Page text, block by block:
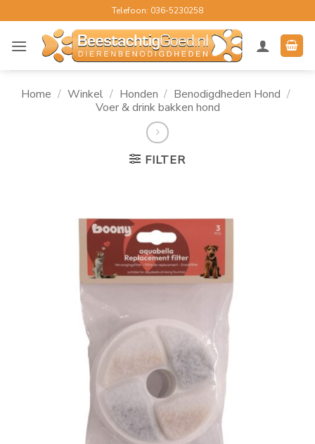
naar
inhoud
Telefoon: 036-5230258
Home / Winkel / Honden / Benodigdheden Hond /
Voer & drink bakken hond
FILTER